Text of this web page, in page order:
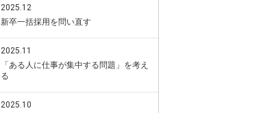
2025.12
新卒一括採用を問い直す
2025.11
「ある人に仕事が集中する問題」を考え
る
2025.10